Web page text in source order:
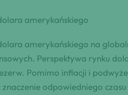
amerykańskiego
amerykańskiego na
Perspektywa rynku
Pomimo inflacji i
odpowiedniego